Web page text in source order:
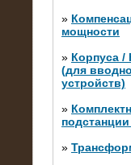
»
мощности
» Корпуса /
(для
устройств)
»
»
28.02.2015
штуки)